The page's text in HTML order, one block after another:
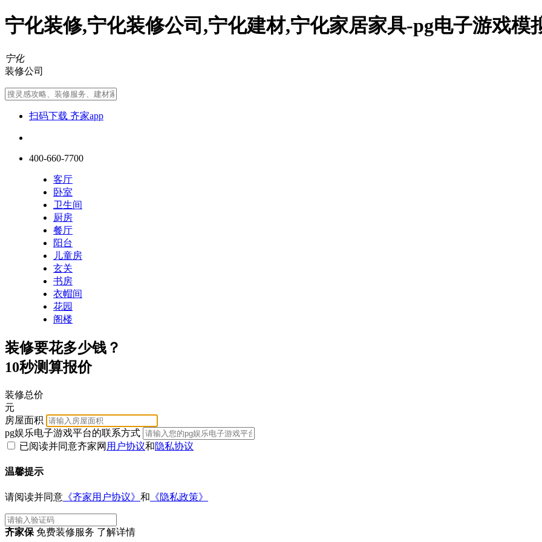
宁化装修,宁化装修公司,宁化建材,宁化家居家具-pg电子游戏模
宁化
装修公司
扫码下载 齐家app
400-660-7700
客厅
卧室
卫生间
厨房
餐厅
阳台
儿童房
玄关
书房
衣帽间
花园
阁楼
装修要花多少钱？
10秒测算报价
装修总价
元
房屋面积
pg娱乐电子游戏平台的联系方式
已阅读并同意齐家网 用户协议和隐私协议
温馨提示
请阅读并同意 《齐家用户协议》 和 《隐私政策》
齐家保 免费装修服务 了解详情